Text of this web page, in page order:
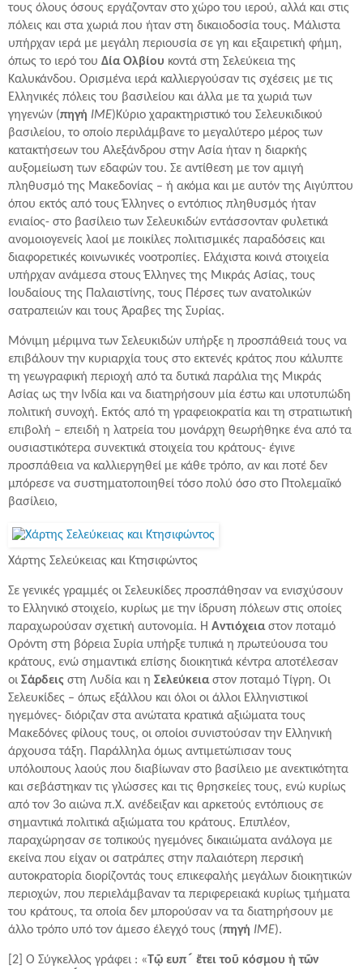
τους όλους όσους εργάζονταν στο χώρο του ιερού, αλλά και στις
πόλεις και στα χωριά που ήταν στη δικαιοδοσία τους. Μάλιστα
υπήρχαν ιερά με μεγάλη περιουσία σε γη και εξαιρετική φήμη,
όπως το ιερό του Δία Ολβίου κοντά στη Σελεύκεια της
Καλυκάνδου. Ορισμένα ιερά καλλιεργούσαν τις σχέσεις με τις
Ελληνικές πόλεις του βασιλείου και άλλα με τα χωριά των
γηγενών (πηγή ΙΜΕ)Κύριο χαρακτηριστικό του Σελευκιδικού
βασιλείου, το οποίο περιλάμβανε το μεγαλύτερο μέρος των
κατακτήσεων του Αλεξάνδρου στην Ασία ήταν η διαρκής
αυξομείωση των εδαφών του. Σε αντίθεση με τον αμιγή
πληθυσμό της Μακεδονίας – ή ακόμα και με αυτόν της Αιγύπτου
όπου εκτός από τους Έλληνες ο εντόπιος πληθυσμός ήταν
ενιαίος- στο βασίλειο των Σελευκιδών εντάσσονταν φυλετικά
ανομοιογενείς λαοί με ποικίλες πολιτισμικές παραδόσεις και
διαφορετικές κοινωνικές νοοτροπίες. Ελάχιστα κοινά στοιχεία
υπήρχαν ανάμεσα στους Έλληνες της Μικράς Ασίας, τους
Ιουδαίους της Παλαιστίνης, τους Πέρσες των ανατολικών
σατραπειών και τους Άραβες της Συρίας.
Μόνιμη μέριμνα των Σελευκιδών υπήρξε η προσπάθειά τους να
επιβάλουν την κυριαρχία τους στο εκτενές κράτος που κάλυπτε
τη γεωγραφική περιοχή από τα δυτικά παράλια της Μικράς
Ασίας ως την Ινδία και να διατηρήσουν μία έστω και υποτυπώδη
πολιτική συνοχή. Εκτός από τη γραφειοκρατία και τη στρατιωτική
επιβολή – επειδή η λατρεία του μονάρχη θεωρήθηκε ένα από τα
ουσιαστικότερα συνεκτικά στοιχεία του κράτους- έγινε
προσπάθεια να καλλιεργηθεί με κάθε τρόπο, αν και ποτέ δεν
μπόρεσε να συστηματοποιηθεί τόσο πολύ όσο στο Πτολεμαϊκό
βασίλειο,
Χάρτης Σελεύκειας και Κτησιφώντος
Σε γενικές γραμμές οι Σελευκίδες προσπάθησαν να ενισχύσουν
το Ελληνικό στοιχείο, κυρίως με την ίδρυση πόλεων στις οποίες
παραχωρούσαν σχετική αυτονομία. Η Αντιόχειαστον ποταμό
Ορόντη στη βόρεια Συρία υπήρξε τυπικά η πρωτεύουσα του
κράτους, ενώ σημαντικά επίσης διοικητικά κέντρα αποτέλεσαν
οι Σάρδεις στη Λυδία και η Σελεύκειαστον ποταμό Τίγρη. Οι
Σελευκίδες – όπως εξάλλου και όλοι οι άλλοι Ελληνιστικοί
ηγεμόνες- διόριζαν στα ανώτατα κρατικά αξιώματα τους
Μακεδόνες φίλους τους, οι οποίοι συνιστούσαν την Ελληνική
άρχουσα τάξη. Παράλληλα όμως αντιμετώπισαν τους
υπόλοιπους λαούς που διαβίωναν στο βασίλειο με ανεκτικότητα
και σεβάστηκαν τις γλώσσες και τις θρησκείες τους, ενώ κυρίως
από τον 3ο αιώνα π.Χ. ανέδειξαν και αρκετούς εντόπιους σε
σημαντικά πολιτικά αξιώματα του κράτους. Επιπλέον,
παραχώρησαν σε τοπικούς ηγεμόνες δικαιώματα ανάλογα με
εκείνα που είχαν οι σατράπες στην παλαιότερη περσική
αυτοκρατορία διορίζοντάς τους επικεφαλής μεγάλων διοικητικών
περιοχών, που περιελάμβαναν τα περιφερειακά κυρίως τμήματα
του κράτους, τα οποία δεν μπορούσαν να τα διατηρήσουν με
άλλο τρόπο υπό τον άμεσο έλεγχό τους (πηγή ΙΜΕ).
[2] Ο Σύγκελλος γράφει : «Τῷ ευπ ́ ἔτει τοῦ κόσμου ἡ τῶν